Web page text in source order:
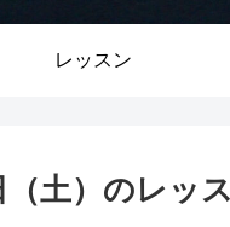
レッスン
土）のレッ